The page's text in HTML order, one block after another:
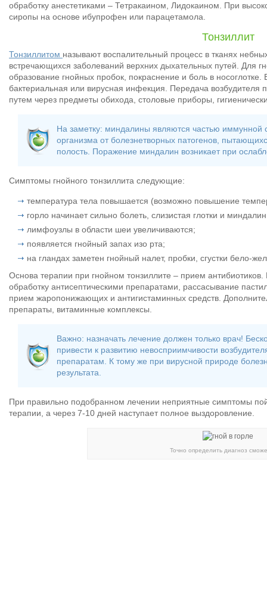
обработку анестетиками – Тетракаином, Лидокаином. При
сиропы на основе ибупрофен или парацетамола.
Тонзиллит
Тонзиллитом называют воспалительный процесс в тканях
встречающихся заболеваний верхних дыхательных путей. Для
образование гнойных пробок, покраснение и боль в носоглотке.
бактериальная или вирусная инфекция. Передача
путем через предметы обихода, столовые приборы,
На заметку: миндалины являются частью иммунной
организма от болезнетворных патогенов,
полость. Поражение миндалин возникает при
Симптомы гнойного тонзиллита следующие:
температура тела повышается (возможно повышение
горло начинает сильно болеть, слизистая глотки и
лимфоузлы в области шеи увеличиваются;
появляется гнойный запах изо рта;
на гландах заметен гнойный налет, пробки, сгустки бело-
Основа терапии при гнойном тонзиллите – прием
обработку антисептическими препаратами, рассасывание
прием жаропонижающих и антигистаминных средств.
препараты, витаминные комплексы.
Важно: назначать лечение должен только врач!
привести к развитию невосприимчивости
препаратам. К тому же при вирусной природе
результата.
При правильно подобранном лечении неприятные симптомы
терапии, а через 7-10 дней наступает полное выздоровление.
Точно определить диагноз